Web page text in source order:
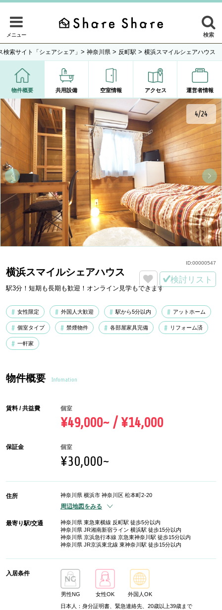
メニュー 検索
検索サイト「シェアシェア」 > 神奈川県 > 反町駅 > 横浜スマイルシェアハウス
物件概要 共用設備 空室情報 アクセス 運営者情報
4/24
横浜スマイルシェアハウス
駅3分！短期も長期も歓迎！オンライン見学もできます
検討リスト
女性限定 外国人大歓迎 駅から5分以内 アットホーム
個室タイプ 禁煙物件 各部屋家具完備 リフォーム済
一軒家
ID:00000547
物件概要 Infomation
賃料 / 共益費 個室
¥49,000~ / ¥14,000
保証金 個室
¥30,000~
住所 神奈川県 横浜市 神奈川区 松本町2-20
周辺地図をみる
最寄り駅/交通
神奈川県 東急東横線 反町駅 徒歩5分以内
神奈川県 JR湘南新宿ライン 横浜駅 徒歩15分以内
神奈川県 京浜急行本線 京急東神奈川駅 徒歩15分以内
神奈川県 JR京浜東北線 東神奈川駅 徒歩15分以内
入居条件
男性NG 女性OK
外国人OK
日本人：身分証明書、緊急連絡先、20歳以上39歳まで